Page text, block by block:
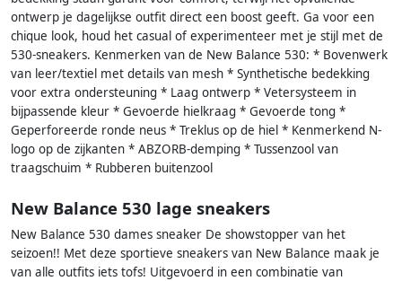
ontwerp je dagelijkse outfit direct een boost geeft. Ga voor een
chique look, houd het casual of experimenteer met je stijl met de
530-sneakers. Kenmerken van de New Balance 530: * Bovenwerk
van leer/textiel met details van mesh * Synthetische bedekking
voor extra ondersteuning * Laag ontwerp * Vetersysteem in
bijpassende kleur * Gevoerde hielkraag * Gevoerde tong *
Geperforeerde ronde neus * Treklus op de hiel * Kenmerkend N-
logo op de zijkanten * ABZORB-demping * Tussenzool van
traagschuim * Rubberen buitenzool
New Balance 530 lage sneakers
New Balance 530 dames sneaker De showstopper van het
seizoen!! Met deze sportieve sneakers van New Balance maak je
van alle outfits iets tofs! Uitgevoerd in een combinatie van